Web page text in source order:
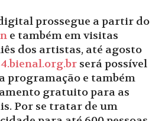
prossegue a partir do
e também em visitas
dos artistas, até agosto
será possível
programação e também
gratuito para as
Por se tratar de um